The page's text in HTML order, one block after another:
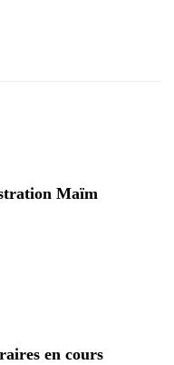
Maïm
en cours